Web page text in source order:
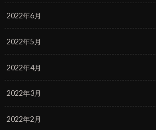
2022年6月
2022年5月
2022年4月
2022年3月
2022年2月